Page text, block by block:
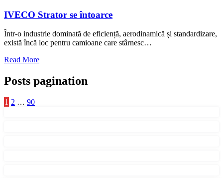
IVECO Strator se întoarce
Într-o industrie dominată de eficiență, aerodinamică și standardizare,
există încă loc pentru camioane care stârnesc…
Read More
Posts pagination
1 2 … 90